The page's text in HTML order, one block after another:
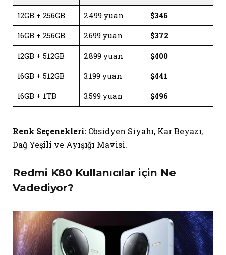
12GB + 256GB 2.499 yuan
$346
16GB + 256GB
2.699 yuan
$372
12GB + 512GB
2.899 yuan
$400
16GB + 512GB
3.199 yuan
$441
16GB + 1TB
3.599 yuan $496
Renk Seçenekleri:Obsidyen Siyahı, Kar Beyazı,
Dağ Yeşili ve Ayışığı Mavisi.
Redmi K80 Kullanıcılar için Ne
Vadediyor?